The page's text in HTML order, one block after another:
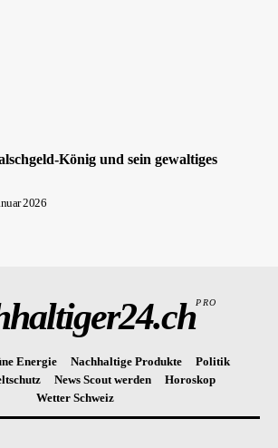
König und sein gewaltiges
2026
PRO
Energie Nachhaltige Produkte
Politik
News Scout werden
Horoskop
Wetter Schweiz